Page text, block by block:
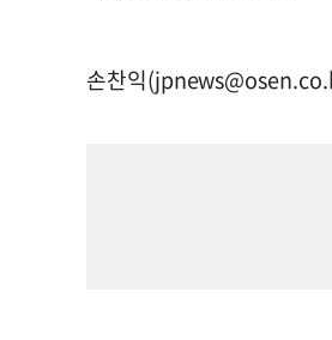
손찬익(